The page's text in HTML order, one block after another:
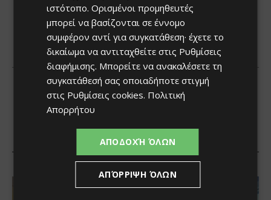
ιστότοπο. Ορισμένοι προμηθευτές
μπορεί να βασίζονται σε έννομο
συμφέρον αντί για συγκατάθεση· έχετε το
δικαίωμα να αντιταχθείτε στις Ρυθμίσεις
διαφήμισης. Μπορείτε να ανακαλέσετε τη
συγκατάθεσή σας οποιαδήποτε στιγμή
στις Ρυθμίσεις cookies. Πολιτική
Απορρήτου
ΑΠΟΔΟΧΉ ΌΛΩΝ
ΑΠΌΡΡΙΨΗ ΌΛΩΝ